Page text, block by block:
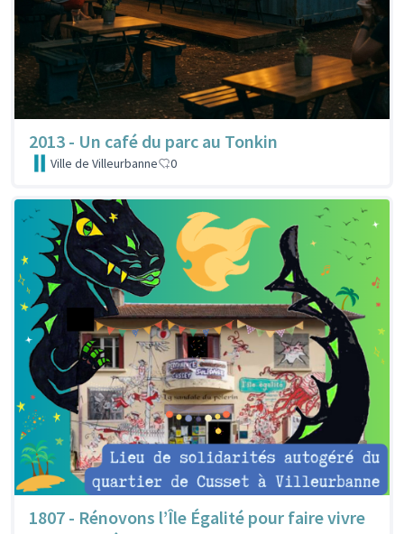
2013 - Un café du parc au Tonkin
Ville de Villeurbanne 0
1807 - Rénovons l’Île Égalité pour faire vivre